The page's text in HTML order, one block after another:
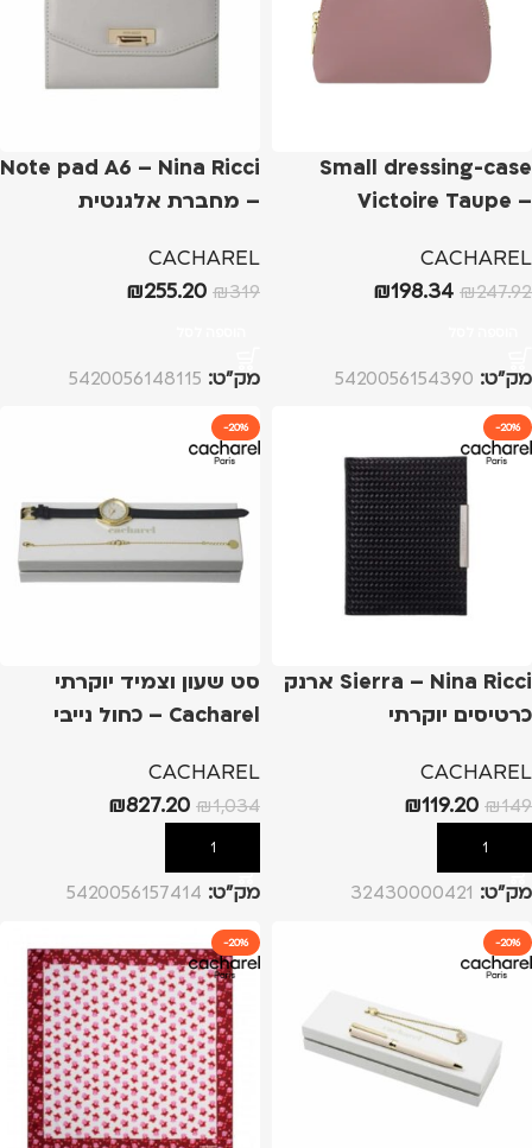
Small dressing-case
Victoire Taupe –
CACHAREL
₪247.92
₪198.34
מק”ט: 5420056154390
Note pad A6 – Nina Ricci
– מחברת אלגנטית
CACHAREL
₪319
₪255.20
מק”ט: 5420056148115
-20%
Sierra – Nina Ricci ארנק
כרטיסים יוקרתי
CACHAREL
₪149
₪119.20
הוספה לסל
מק”ט: 32430000421
-20%
סט שעון וצמיד יוקרתי
Cacharel – כחול נייבי
CACHAREL
₪1,034
₪827.20
הוספה לסל
מק”ט: 5420056157414
-20%
-20%